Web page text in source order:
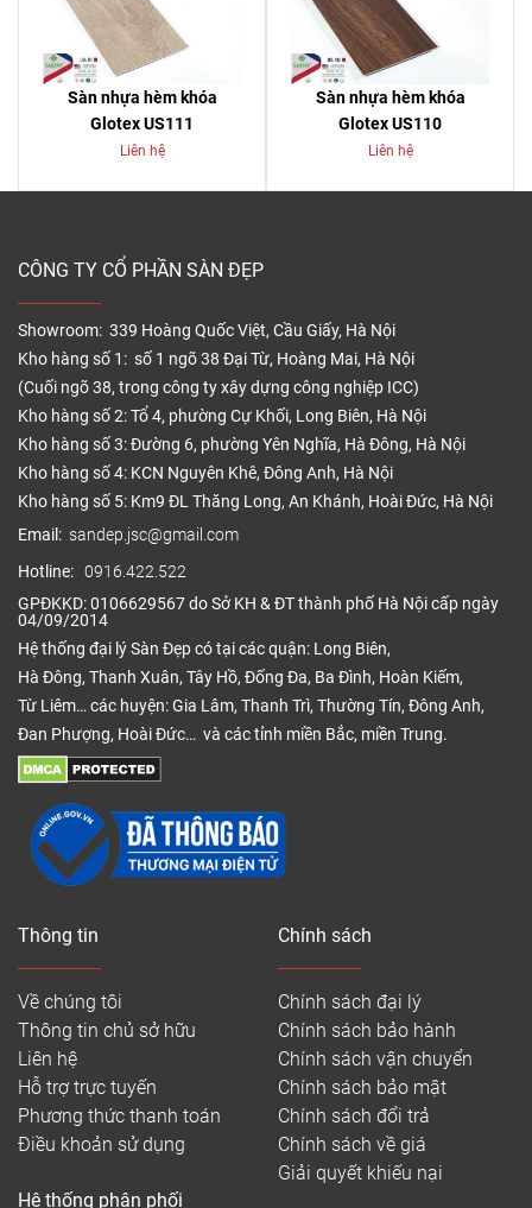
Sàn nhựa hèm khóa
Glotex US111
Liên hệ
Sàn nhựa hèm khóa
Glotex US110
Liên hệ
CÔNG TY CỔ PHẦN SÀN ĐẸP
Showroom: 339 Hoàng Quốc Việt, Cầu Giấy, Hà Nội
Kho hàng số 1: số 1 ngõ 38 Đại Từ, Hoàng Mai, Hà Nội
(Cuối ngõ 38, trong công ty xây dựng công nghiệp ICC)
Kho hàng số 2: Tổ 4, phường Cự Khối, Long Biên, Hà Nội
Kho hàng số 3: Đường 6, phường Yên Nghĩa, Hà Đông, Hà Nội
Kho hàng số 4: KCN Nguyên Khê, Đông Anh, Hà Nội
Kho hàng số 5: Km9 ĐL Thăng Long, An Khánh, Hoài Đức, Hà Nội
Email: sandep.jsc@gmail.com
Hotline: 0916.422.522
GPĐKKD: 0106629567 do Sở KH & ĐT thành phố Hà Nội cấp ngày
04/09/2014
Hệ thống đại lý Sàn Đẹp có tại các quận: Long Biên,
Hà Đông, Thanh Xuân, Tây Hồ, Đống Đa, Ba Đình, Hoàn Kiếm,
Từ Liêm… các huyện: Gia Lâm, Thanh Trì, Thường Tín, Đông Anh,
Đan Phượng, Hoài Đức… và các tỉnh miền Bắc, miền Trung.
Thông tin
Về chúng tôi
Thông tin chủ sở hữu
Liên hệ
Hỗ trợ trực tuyến
Phương thức thanh toán
Điều khoản sử dụng
Chính sách
Chính sách đại lý
Chính sách bảo hành
Chính sách vận chuyển
Chính sách bảo mật
Chính sách đổi trả
Chính sách về giá
Giải quyết khiếu nại
Hệ thống phân phối